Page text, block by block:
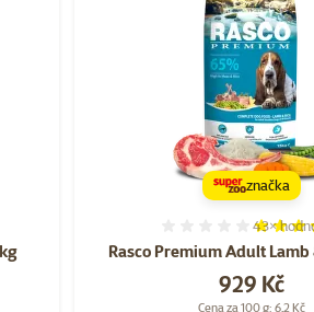
hodnocení: 40
Rasco Premium Adult Lamb
43×
Cena
929 Kč
Cena za 100 g: 6,2 Kč
značka